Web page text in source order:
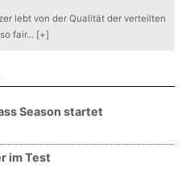
lebt von der Qualität der verteilten
fair... [+]
Season startet
im Test